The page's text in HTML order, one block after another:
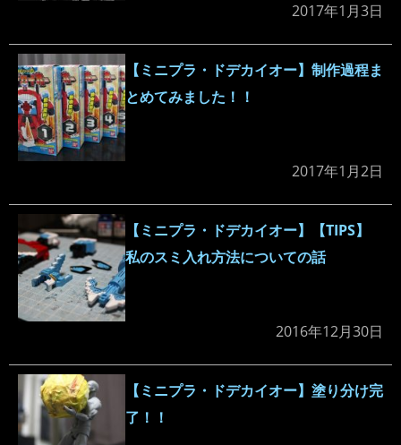
2017年1月3日
【ミニプラ・ドデカイオー】制作過程ま
とめてみました！！
2017年1月2日
【ミニプラ・ドデカイオー】【TIPS】
私のスミ入れ方法についての話
2016年12月30日
【ミニプラ・ドデカイオー】塗り分け完
了！！